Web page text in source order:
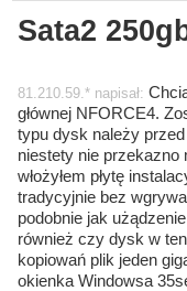
Sata2
81.210.59.* napisał:
głównej NFORCE4.
typu dysk należy
niestety nie przekazno
włożyłem płytę
tradycyjnie bez
podobnie jak
również czy dysk w
kopiowań plik jeden
okienka Windowsa